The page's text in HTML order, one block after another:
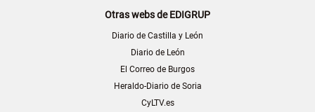
Otras webs de EDIGRUP
Diario de Castilla y León
Diario de León
El Correo de Burgos
Heraldo-Diario de Soria
CyLTV.es